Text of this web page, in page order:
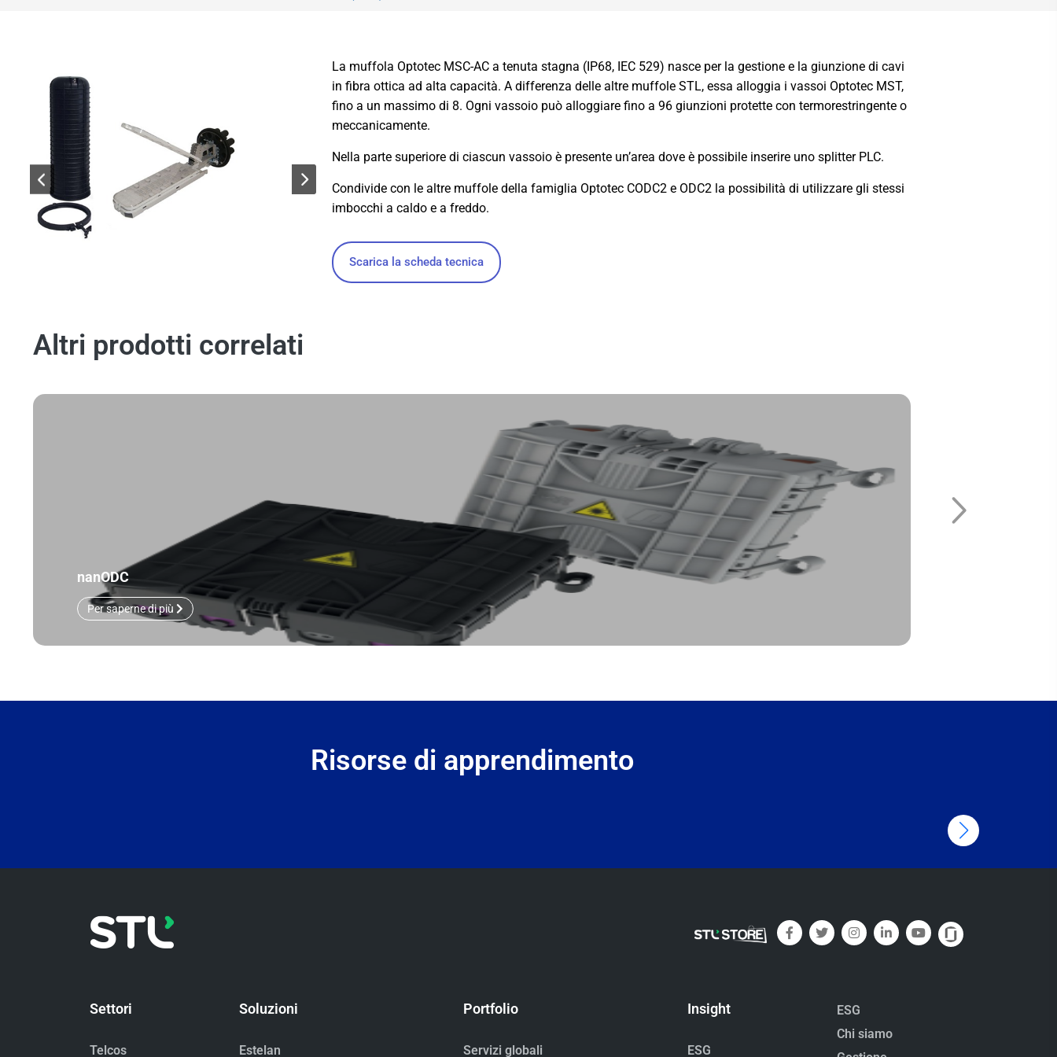
La muffola Optotec MSC-AC a tenuta stagna (IP68, IEC 529) nasce per la gestione e la giunzione di cavi
in fibra ottica ad alta capacità. A differenza delle altre muffole STL, essa alloggia i vassoi Optotec MST,
fino a un massimo di 8. Ogni vassoio può alloggiare fino a 96 giunzioni protette con termorestringente o
meccanicamente.
Nella parte superiore di ciascun vassoio è presente un’area dove è possibile inserire uno splitter PLC.
Condivide con le altre muffole della famiglia Optotec CODC2 e ODC2 la possibilità di utilizzare gli stessi
imbocchi a caldo e a freddo.
Scarica la scheda tecnica
Altri prodotti correlati
nanODC
Per saperne di più
Risorse di apprendimento
Settori
Telcos
Soluzioni
Estelan
Portfolio
Servizi globali
Insight
ESG
ESG
Chi siamo